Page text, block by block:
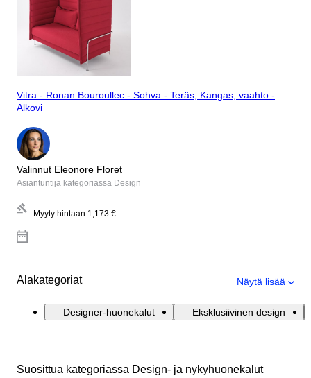
Vitra - Ronan Bouroullec - Sohva - Teräs, Kangas, vaahto -
Alkovi
Valinnut Eleonore Floret
Asiantuntija kategoriassa Design
Myyty hintaan 1,173 €
Alakategoriat Näytä lisää
Designer-huonekalut Eksklusiivinen design
Suosittua kategoriassa Design- ja nykyhuonekalut